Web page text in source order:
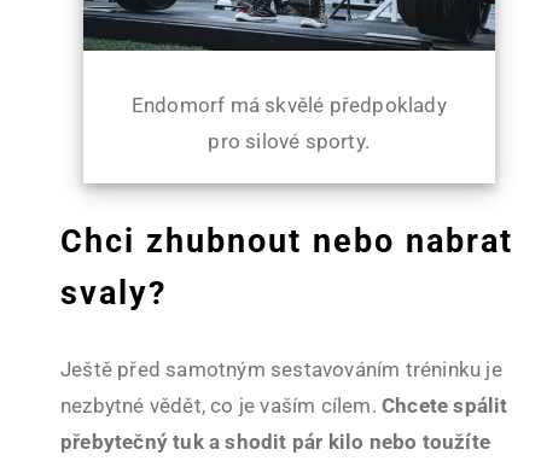
Endomorf má skvělé předpoklady
pro silové sporty.
Chci zhubnout nebo nabrat
svaly?
Ještě před samotným sestavováním tréninku je
nezbytné vědět, co je vaším cílem. Chcete spálit
přebytečný tuk a shodit pár kilo nebo toužíte